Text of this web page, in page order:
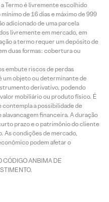
Termo é livremente escolhido
de 16 dias e máximo de 999
adicionado de uma parcela
livremente em mercado, em
a termo requer um depósito de
duas formas: cobertura ou
embute riscos de perdas
um objeto ou determinante de
derivativo, podendo
mobiliário ou produto físico. É
a possibilidade de
financeira. A duração
prazo e o patrimônio do cliente
As condições de mercado,
podem afetar o
CÓDIGO ANBIMA DE